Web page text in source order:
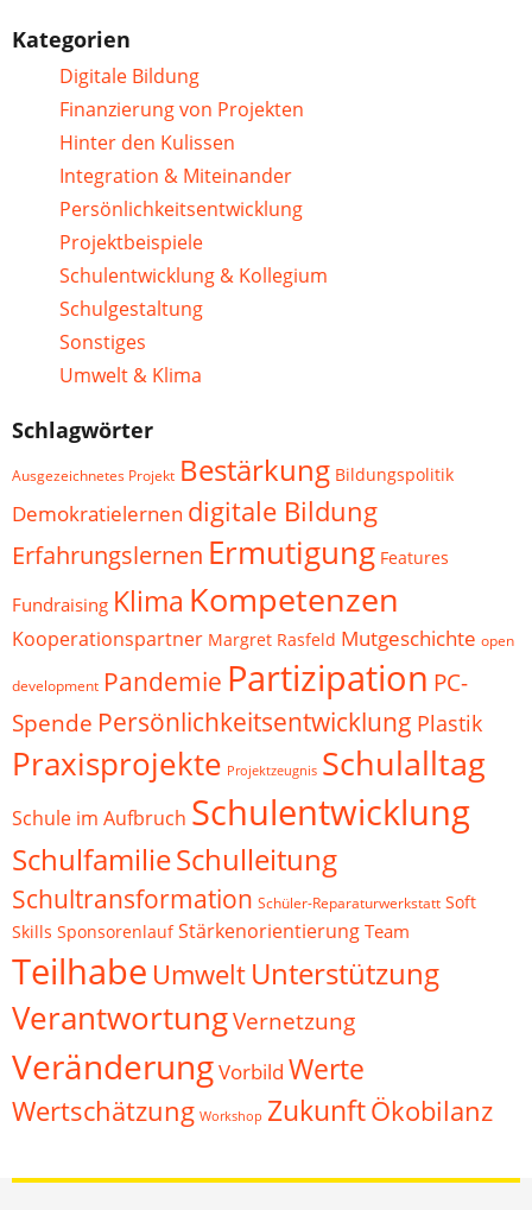
Kategorien
Digitale Bildung
Finanzierung von Projekten
Hinter den Kulissen
Integration & Miteinander
Persönlichkeitsentwicklung
Projektbeispiele
Schulentwicklung & Kollegium
Schulgestaltung
Sonstiges
Umwelt & Klima
Schlagwörter
Ausgezeichnetes Projekt Bestärkung Bildungspolitik
Demokratielernen digitale Bildung
Erfahrungslernen Ermutigung Features
Fundraising Klima Kompetenzen
Kooperationspartner Margret Rasfeld Mutgeschichte open
development Pandemie Partizipation PC-
Spende Persönlichkeitsentwicklung Plastik
Praxisprojekte Projektzeugnis Schulalltag
Schule im Aufbruch Schulentwicklung
SchulfamilieSchulleitung
Schultransformation Schüler-Reparaturwerkstatt Soft
Skills Sponsorenlauf Stärkenorientierung Team
Teilhabe Umwelt Unterstützung
VerantwortungVernetzung
VeränderungVorbild Werte
Wertschätzung Workshop ZukunftÖkobilanz